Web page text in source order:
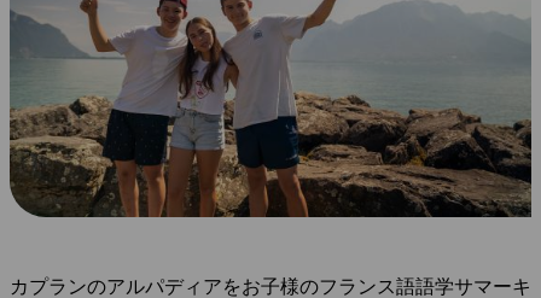
カプランのアルパディアをお子様のフランス語語学サマーキ